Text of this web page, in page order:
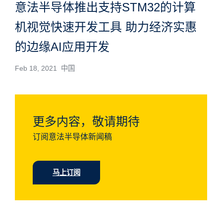
意法半导体推出支持STM32的计算
机视觉快速开发工具 助力经济实惠
的边缘AI应用开发
Feb 18, 2021 中国
更多内容，敬请期待
订阅意法半导体新闻稿
马上订阅